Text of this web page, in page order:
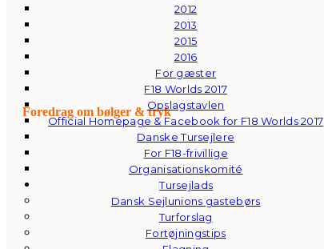
2012
2013
2015
2016
For gæster
F18 Worlds 2017
Opslagstavlen
Official Homepage & Facebook for F18 Worlds 2017
Danske Tursejlere
For F18-frivillige
Organisationskomité
Tursejlads
Dansk Sejlunions gastebørs
Turforslag
Fortøjningstips
Foredrag om bølger & tryk